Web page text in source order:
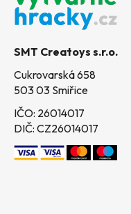
SMT Creatoys s.r.o.
Cukrovarská 658
503 03 Smiřice
IČO: 26014017
DIČ: CZ26014017